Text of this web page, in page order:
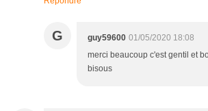
G guy59600 01/05/2020 18:08
merci beaucoup c'est gentil et
bisous